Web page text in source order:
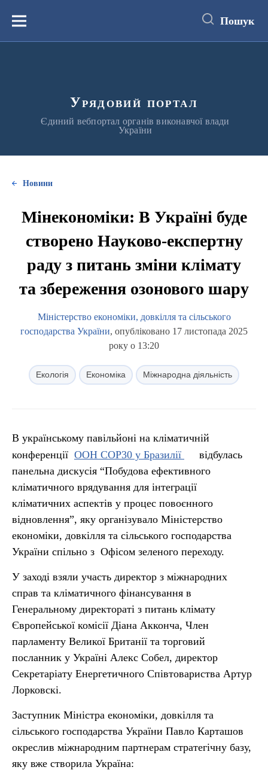
вмістуМеню Пошук
Урядовий портал
Єдиний вебпортал органів виконавчої влади
України
Новини
Мінекономіки: В Україні буде
створено Науково-експертну
раду з питань зміни клімату
та збереження озонового шару
Міністерство економіки, довкілля та сільського
господарства України, опубліковано 17 листопада 2025
року о 13:20
Екологія Економіка Міжнародна діяльність
В українському павільйоні на кліматичній
конференції ООН СОР30 у Бразилії
відбулась
панельна дискусія “Побудова ефективного
кліматичного врядування для інтеграції
кліматичних аспектів у процес повоєнного
відновлення”, яку організувало Міністерство
економіки, довкілля та сільського господарства
України спільно з Офісом зеленого переходу.
У заході взяли участь директор з міжнародних
справ та кліматичного фінансування в
Генеральному директораті з питань клімату
Європейської комісії Діана Акконча, Член
парламенту Великої Британії та торговий
посланник у Україні Алекс Собел, директор
Секретаріату Енергетичного Співтовариства Артур
Лорковскі.
Заступник Міністра економіки, довкілля та
сільського господарства України Павло Карташов
окреслив міжнародним партнерам стратегічну базу,
яку вже створила Україна: